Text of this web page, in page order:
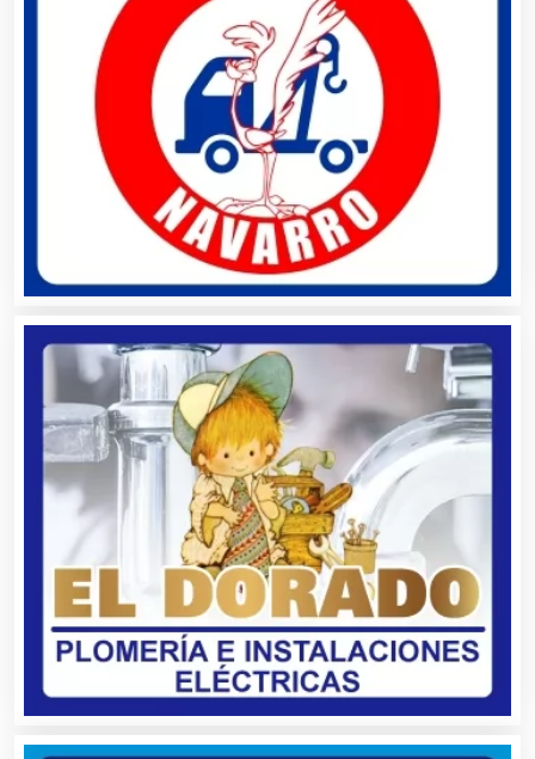
Análisis de Aguas
Animadores de Eventos
Aparatos y Equipos Eléctricos
Arquitectos
Artes Gráficas
Artesanías
Artículos de Oficina
Artículos de Piel